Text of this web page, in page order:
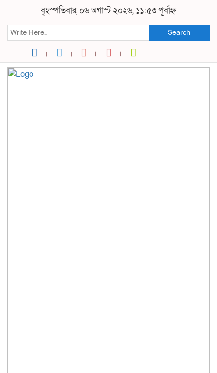
বৃহস্পতিবার, ০৬ অগাস্ট ২০২৬, ১১:৫৩ পূর্বাহ্ন
Search